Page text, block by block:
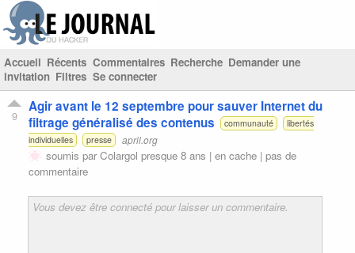
Accueil Récents Commentaires Recherche Demander une
invitation Filtres Se connecter
9
Agir avant le 12 septembre pour sauver Internet du
filtrage généralisé des contenus
communauté
libertés
individuelles
presse april.org
soumis parColargol presque 8 ans | en cache | pas de
commentaire